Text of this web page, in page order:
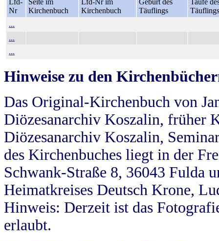
Lfd-
Nr
Seite im
Kirchenbuch
Lfd-Nr im
Kirchenbuch
Geburt des
Täuflings
Taufe
Täuflings
...
...
...
Hinweise zu den
Das Original-Kirchenbuch von
Diözesanarchiv Koszalin, früher
Diözesanarchiv Koszalin,
des Kirchenbuches liegt in der
Schwank-Straße 8, 36043 Fulda
Heimatkreises Deutsch Krone,
Hinweis: Derzeit ist das
erlaubt.